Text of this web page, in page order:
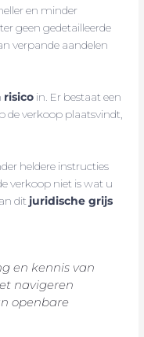
en minder
geen gedetailleerde
verpande aandelen
risico in. Er bestaat een
de verkoop plaatsvindt,
heldere instructies
verkoop niet is wat u
dit juridische grijs
en kennis van
navigeren
openbare